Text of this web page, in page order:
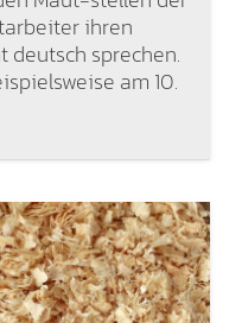
ihren
deutsch sprechen.
am 10.